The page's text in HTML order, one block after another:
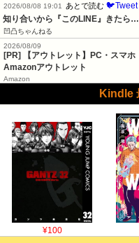
2026/08/08 19:01 あとで読む 🐦Tweet
知り合いから『このLINE』きたら
凹凸ちゃんねる
2026/08/09
[PR] 【アウトレット】PC・スマ
Amazonアウトレット
Amazon
Kindle
¥100